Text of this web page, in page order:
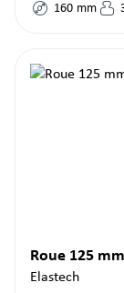
160 mm
Roue 125 mm
Elastech